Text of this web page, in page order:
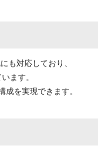
も対応しており、
ます。
成を実現できます。